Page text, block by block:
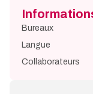
Bureaux
Langue
Collaborateurs